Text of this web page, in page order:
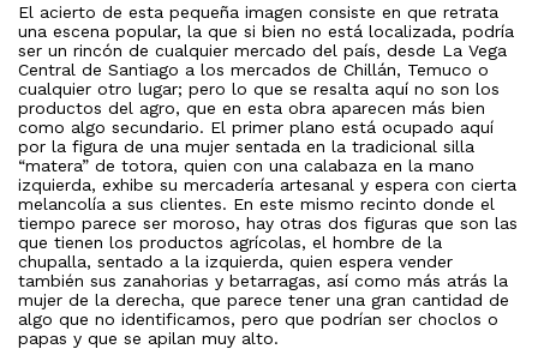
El acierto de esta pequeña imagen consiste en que retrata
una escena popular, la que si bien no está localizada, podría
ser un rincón de cualquier mercado del país, desde La Vega
Central de Santiago a los mercados de Chillán, Temuco o
cualquier otro lugar; pero lo que se resalta aquí no son los
productos del agro, que en esta obra aparecen más bien
como algo secundario. El primer plano está ocupado aquí
por la figura de una mujer sentada en la tradicional silla
“matera” de totora, quien con una calabaza en la mano
izquierda, exhibe su mercadería artesanal y espera con cierta
melancolía a sus clientes. En este mismo recinto donde el
tiempo parece ser moroso, hay otras dos figuras que son las
que tienen los productos agrícolas, el hombre de la
chupalla, sentado a la izquierda, quien espera vender
también sus zanahorias y betarragas, así como más atrás la
mujer de la derecha, que parece tener una gran cantidad de
algo que no identificamos, pero que podrían ser choclos o
papas y que se apilan muy alto.